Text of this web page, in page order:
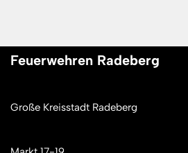
Feuerwehren Radeberg
Große Kreisstadt Radeberg